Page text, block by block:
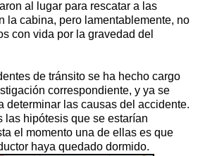
al lugar para rescatar a las
la cabina, pero lamentablemente, no
con vida por la gravedad del
de tránsito se ha hecho cargo
correspondiente, y ya se
determinar las causas del accidente.
las hipótesis que se estarían
el momento una de ellas es que
haya quedado dormido.